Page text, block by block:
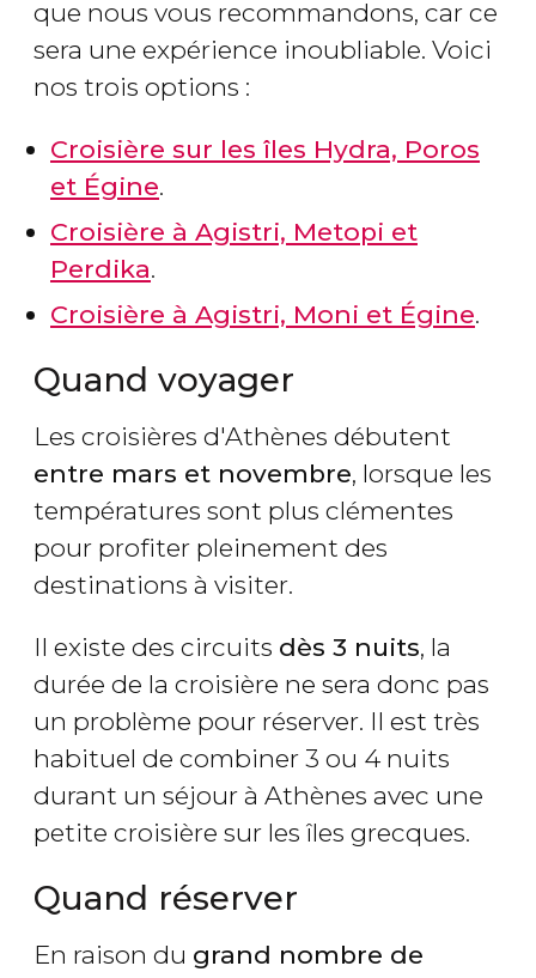
que nous vous recommandons, car ce
sera une expérience inoubliable. Voici
nos trois options :
Croisière sur les îles Hydra, Poros
et Égine.
Croisière à Agistri, Metopi et
Perdika.
Croisière à Agistri, Moni et Égine.
Quand voyager
Les croisières d'Athènes débutent
entre mars et novembre, lorsque les
températures sont plus clémentes
pour profiter pleinement des
destinations à visiter.
Il existe des circuits dès 3 nuits, la
durée de la croisière ne sera donc pas
un problème pour réserver. Il est très
habituel de combiner 3 ou 4 nuits
durant un séjour à Athènes avec une
petite croisière sur les îles grecques.
Quand réserver
En raison du grand nombre de